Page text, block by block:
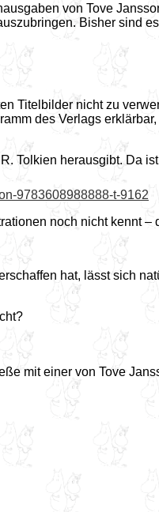
von Tove
Bisher sind
Titelbilder nicht zu
des Verlags
Tolkien herausgibt. Da
9783608988888-t-9162
noch nicht kennt
hat, lässt sich
mit einer von Tove